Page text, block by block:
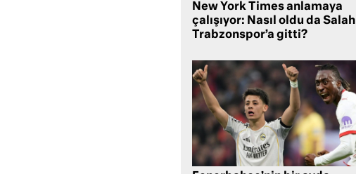
New York Times anlamaya
çalışıyor: Nasıl oldu da Salah
Trabzonspor’a gitti?